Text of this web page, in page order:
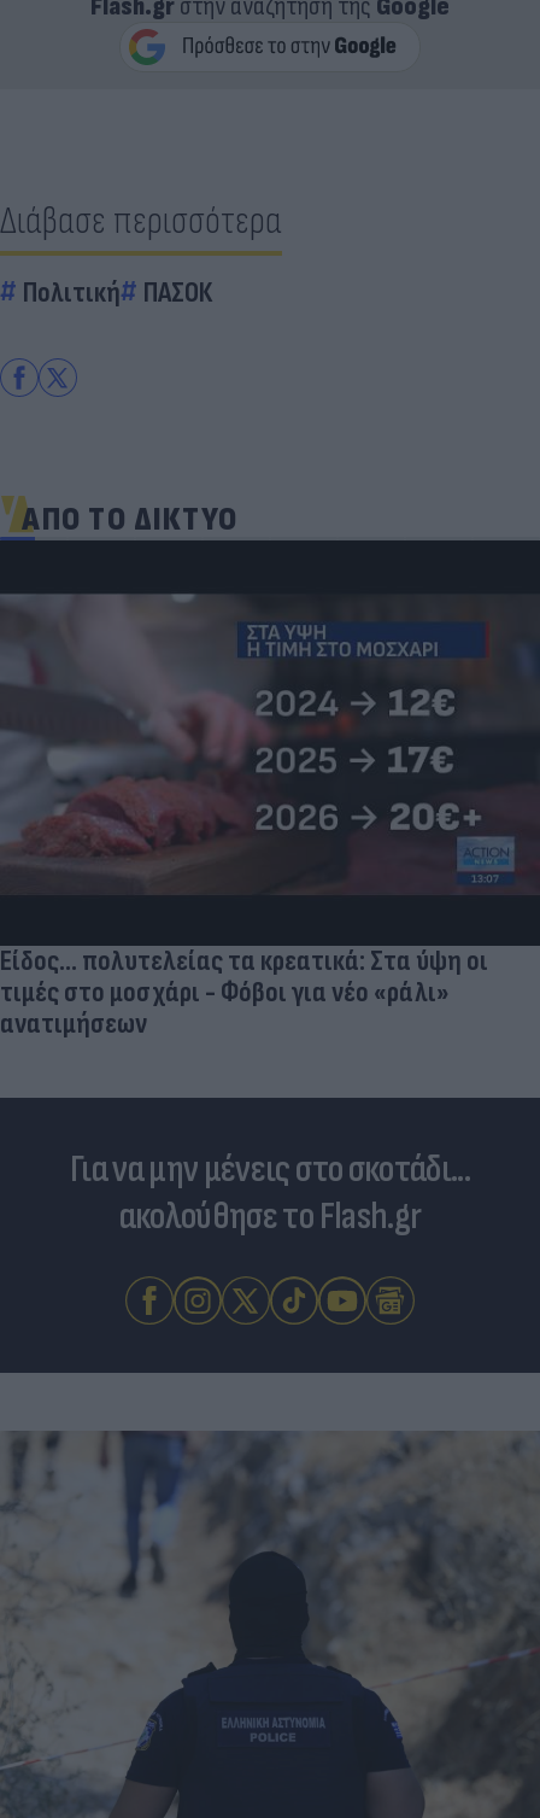
Flash.grστην αναζήτηση της Google
Διάβασε περισσότερα
Πολιτική ΠΑΣΟΚ
ΑΠΟ ΤΟ ΔΙΚΤΥΟ
Είδος... πολυτελείας τα κρεατικά: Στα ύψη οι
τιμές στο μοσχάρι - Φόβοι για νέο «ράλι»
ανατιμήσεων
Για να μην μένεις στο σκοτάδι...
ακολούθησε το Flash.gr